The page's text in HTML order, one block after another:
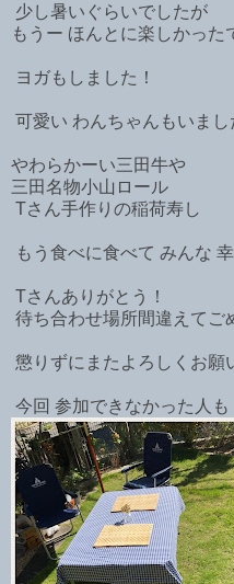
少し暑いぐらいでしたが
もうー ほんとに楽しかった
ヨガもしました！
可愛い わんちゃんもいまし
やわらかーい三田牛や
三田名物小山ロール
Tさん手作りの稲荷寿し
もう食べに食べて みんな
Tさんありがとう！
待ち合わせ場所間違えてご
懲りずにまたよろしくお願
今回 参加できなかった人